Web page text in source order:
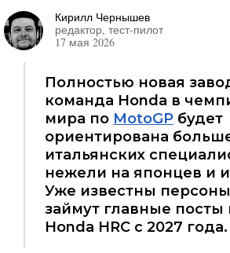
Кирилл Чернышев
редактор, тест-пилот
17 мая 2026
Полностью новая
команда Honda в
мира по MotoGP будет
ориентирована
итальянских
нежели на японцев и
Уже известны
займут главные посты
Honda HRC с 2027 года.